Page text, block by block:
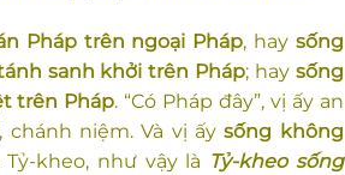
Pháp trên ngoại Pháp, hay sống
sanh khởi trên Pháp; hay sống
trên Pháp. “Có Pháp đây”, vị ấy an
chánh niệm. Và vị ấysống không
Tỷ-kheo, như vậy là Tỷ-kheo sống